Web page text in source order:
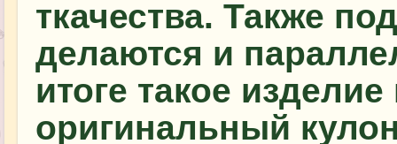
ткачества. Также
делаются и
итоге такое
оригинальный